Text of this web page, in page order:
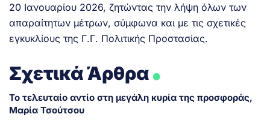
20 Ιανουαρίου 2026, ζητώντας την λήψη όλων των
απαραίτητων μέτρων, σύμφωνα και με τις σχετικές
εγκυκλίους της Γ.Γ. Πολιτικής Προστασίας.
Σχετικά Άρθρα.
Το τελευταίο αντίο στη μεγάλη κυρία της προσφοράς,
Μαρία Τσούτσου